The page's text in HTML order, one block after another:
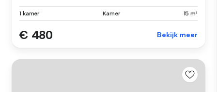
1 kamer Kamer 15 m²
€ 480 Bekijk meer